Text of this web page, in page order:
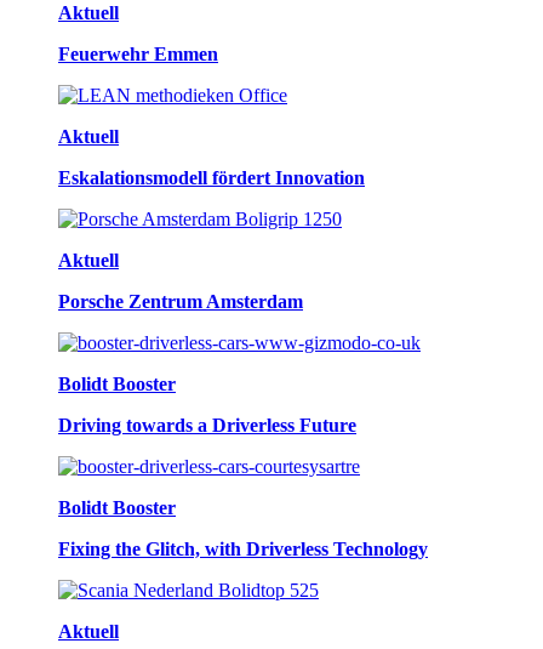
Aktuell
Feuerwehr Emmen
Aktuell
Eskalationsmodell fördert Innovation
Aktuell
Porsche Zentrum Amsterdam
Bolidt Booster
Driving towards a Driverless Future
Bolidt Booster
Fixing the Glitch, with Driverless Technology
Aktuell